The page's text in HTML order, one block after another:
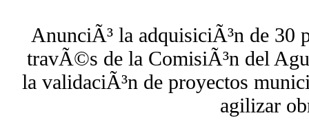
AnunciÃ³ la adquisiciÃ³n de 30
travÃ©s de la ComisiÃ³n del
la validaciÃ³n de proyectos
agilizar